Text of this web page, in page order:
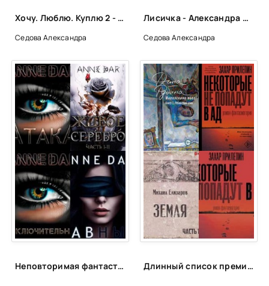
40
41
43
45
46
47
Хочу. Люблю. Куплю 2 - Александра Седова
Седова Александра
Лисичка - Александра Седова
Седова Александра
Неповторимая фантастика Anne Dar в аудио Длинный список премии «Ясная Поляна» 2020 г. Номинация Современная русская проза